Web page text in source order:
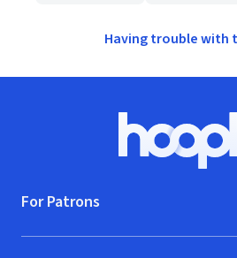
Having trouble with
For Patrons